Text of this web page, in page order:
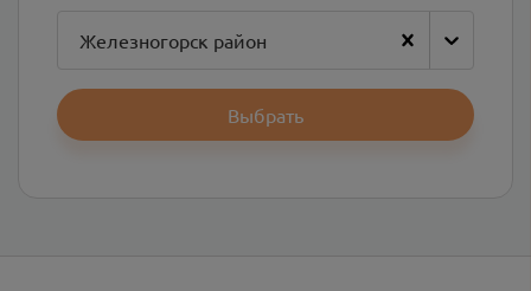
Железногорск район
Выбрать